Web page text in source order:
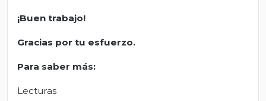
¡Buen trabajo!
Gracias por tu esfuerzo.
Para saber más:
Lecturas